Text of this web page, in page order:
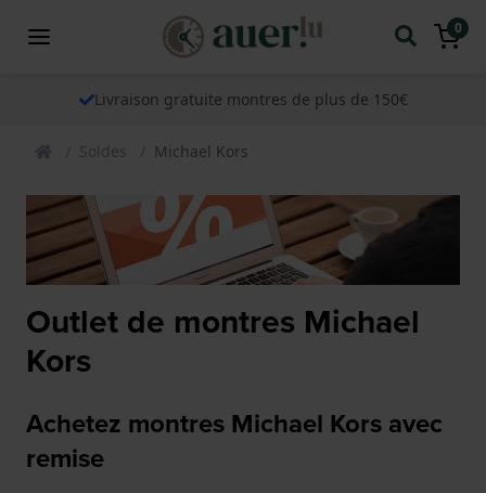
0
Livraison gratuite montres de plus de 150€
Soldes Michael Kors
Outlet de montres Michael
Kors
Achetez montres Michael Kors avec
remise